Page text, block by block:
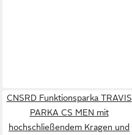
CNSRD Funktionsparka TRAVIS
PARKA CS MEN mit
hochschließendem Kragen und